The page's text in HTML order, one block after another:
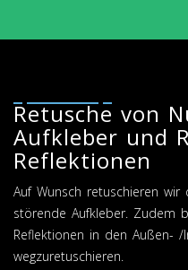
Retusche von
Aufkleber und
Reflektionen
Auf Wunsch retuschieren
störende Aufkleber. Zudem
Reflektionen in den Außen- /
wegzuretuschieren.